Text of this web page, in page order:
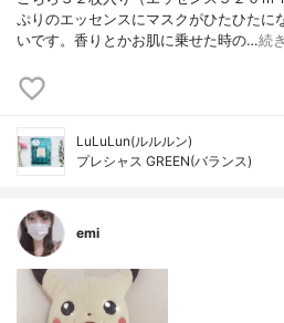
ぷりのエッセンスにマスクがひたひたに
いです。香りとかお肌に乗せた時の…続
LuLuLun(ルルルン)
プレシャス GREEN(バランス)
emi